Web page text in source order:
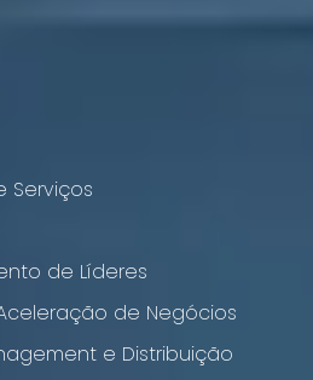
Serviços
de Líderes
de Negócios
e Distribuição